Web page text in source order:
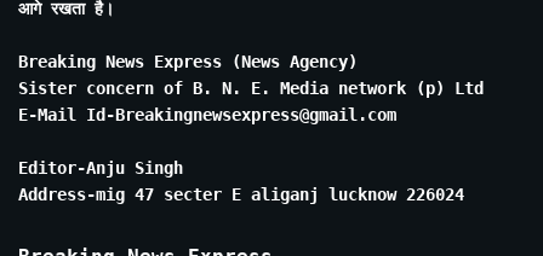
आगे रखता है।
Breaking News Express (News Agency)
Sister concern of B. N. E. Media network (p) Ltd
E-Mail Id-Breakingnewsexpress@gmail.com
Editor-Anju Singh
Address-mig 47 secter E aliganj lucknow 226024